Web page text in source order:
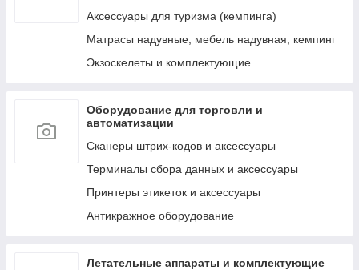
аксессуаров
Пляжные надувные матрасы и шезлонги
Обучение плаванию (нарукавники, жилеты и
т.д.)
Надувные игрушки для плавания/катания
электрические и ножные)
Аксессуары для туризма (кемпинга)
Матрасы надувные, мебель надувная, кемпинг
Экзоскелеты и комплектующие
Оборудование для торговли и
автоматизации
Сканеры штрих-кодов и аксессуары
Терминалы сбора данных и аксессуары
Принтеры этикеток и аксессуары
Антикражное оборудование
Летательные аппараты и комплектующие